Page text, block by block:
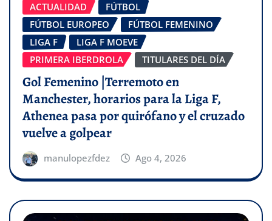
ACTUALIDAD
FÚTBOL
FÚTBOL EUROPEO
FÚTBOL FEMENINO
LIGA F
LIGA F MOEVE
PRIMERA IBERDROLA
TITULARES DEL DÍA
Gol Femenino |Terremoto en
Manchester, horarios para la Liga F,
Athenea pasa por quirófano y el cruzado
vuelve a golpear
manulopezfdez Ago 4, 2026